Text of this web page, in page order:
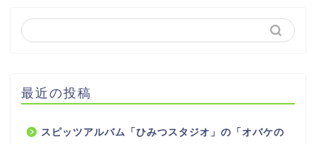
最近の投稿
スピッツアルバム「ひみつスタジオ」の「オバケの